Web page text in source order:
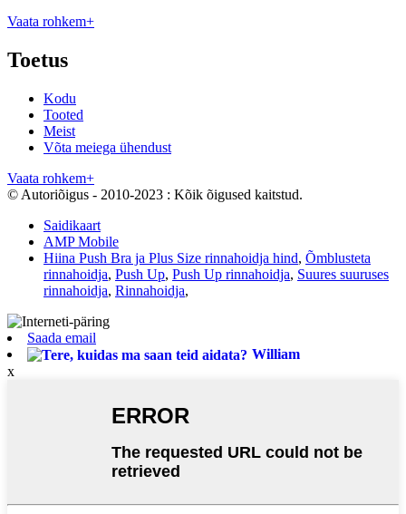
Vaata rohkem+
Toetus
Kodu
Tooted
Meist
Võta meiega ühendust
Vaata rohkem+
© Autoriõigus - 2010-2023 : Kõik õigused kaitstud.
Saidikaart
AMP Mobile
Hiina Push Bra ja Plus Size rinnahoidja hind, Õmblusteta
rinnahoidja, Push Up, Push Up rinnahoidja, Suures suuruses
rinnahoidja, Rinnahoidja,
Saada email
William
x